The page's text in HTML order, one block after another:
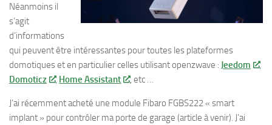
Néanmoins il
s’agit
d’informations
qui peuvent être intéressantes pour toutes les plateformes
domotiques et en particulier celles utilisant openzwave : Jeedom
,
Domoticz
, Home Assistant , etc …
J’ai récemment acheté une module Fibaro FGBS222 « smart
implant » pour contrôler ma porte de garage (article à venir). J’ai